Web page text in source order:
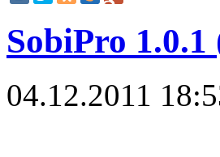
SobiPro
04.12.2011